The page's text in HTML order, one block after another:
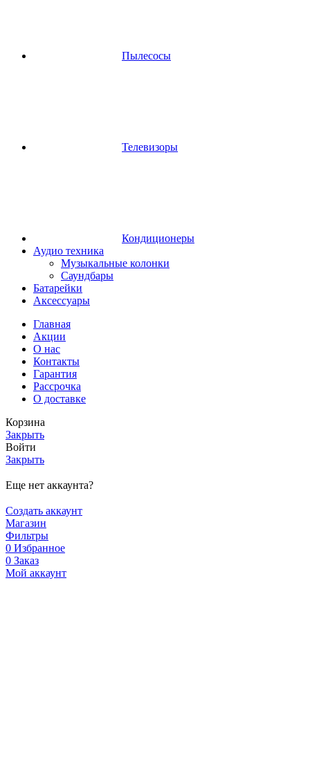
Пылесосы
Телевизоры
Кондиционеры
Аудио техника
Музыкальные колонки
Саундбары
Батарейки
Аксессуары
Главная
Акции
О нас
Контакты
Гарантия
Рассрочка
О доставке
Корзина
Закрыть
Войти
Закрыть
Еще нет аккаунта?
Создать аккаунт
Магазин
Фильтры
0 Избранное
0 Заказ
Мой аккаунт